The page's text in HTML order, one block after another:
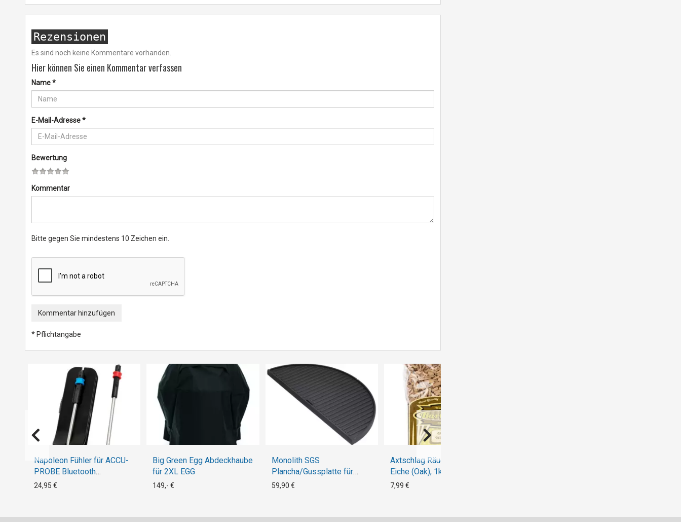
Rezensionen
Es sind noch keine Kommentare vorhanden.
Hier können Sie einen Kommentar verfassen
Name*
E-Mail-Adresse*
Bewertung
Kommentar
Bitte gegen Sie mindestens 10 Zeichen ein.
Kommentar hinzufügen
* Pflichtangabe
Napoleon Fühler für ACCU-
PROBE Bluetooth
Thermometer, 2 Stück
24,95 €
Big Green Egg Abdeckhaube
für 2XL EGG
149,- €
Monolith SGS
Plancha/Gussplatte für
Classic Pro-Serie
59,90 €
Axtschlag Räucherchips -
Eiche (Oak), 1kg
7,99 €